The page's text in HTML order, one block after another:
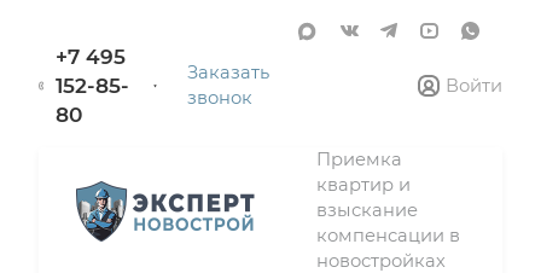
+7 495
152-85-
80
Заказать
звонок
Войти
Приемка
квартир и
взыскание
компенсации в
новостройках